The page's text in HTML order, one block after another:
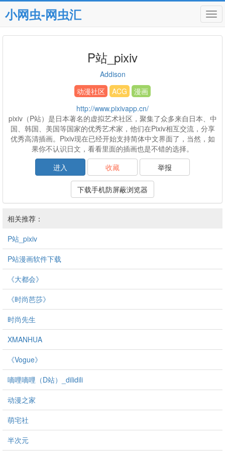
小网虫-网虫汇
P站_pixiv
Addison
动漫社区
ACG
漫画
http://www.pixivapp.cn/
pixiv（P站）是日本著名的虚拟艺术社区，聚集了众多来自日本、中
国、韩国、美国等国家的优秀艺术家，他们在Pixiv相互交流，分享
优秀高清插画。Pixiv现在已经开始支持简体中文界面了，当然，如
果你不认识日文，看看里面的插画也是不错的选择。
进入
收藏 举报
下载手机防屏蔽浏览器
相关推荐：
P站_pixiv
P站漫画软件下载
《大都会》
《时尚芭莎》
时尚先生
XMANHUA
《Vogue》
嘀哩嘀哩（D站）_dilidili
动漫之家
萌宅社
半次元